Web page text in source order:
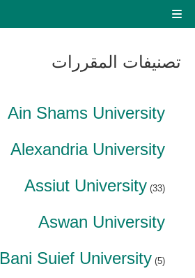
تصنيفات المقررات
Ain Shams University
Alexandria University
Assiut University (33)
Aswan University
Bani Suief University (5)